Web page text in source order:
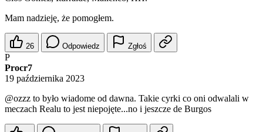
Mam nadzieję, że pomogłem.
26 Odpowiedz Zgłoś
P
Procr7
19 października 2023
@ozzz to było wiadome od dawna. Takie cyrki co oni odwalali w
meczach Realu to jest niepojęte...no i jeszcze de Burgos